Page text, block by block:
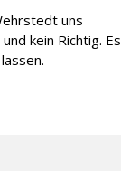
uns
kein Richtig. Es